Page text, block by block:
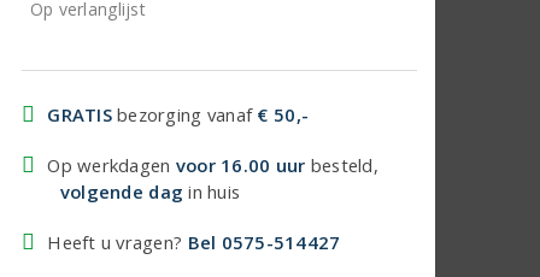
Op verlanglijst
GRATISbezorging vanaf € 50,-
Op werkdagen voor 16.00 uur besteld,
volgende dag in huis
Heeft u vragen? Bel 0575-514427